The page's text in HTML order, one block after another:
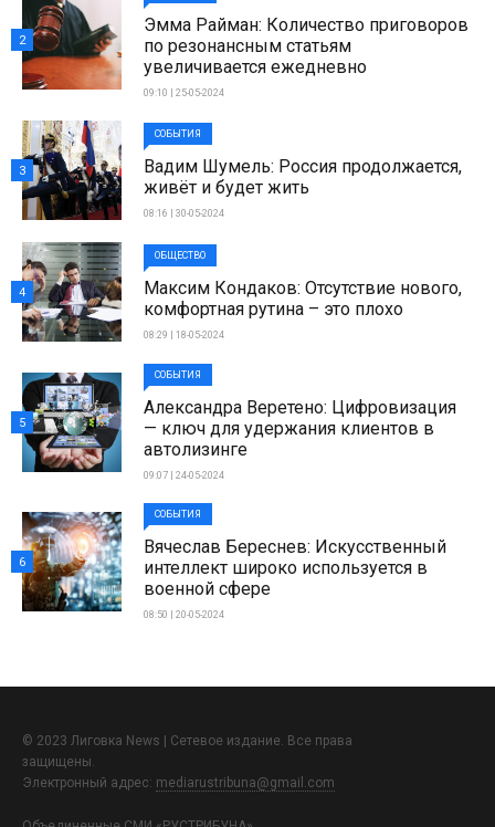
Эмма Райман: Количество приговоров
по резонансным статьям
увеличивается ежедневно
09:10 | 25-05-2024
2
СОБЫТИЯ
Вадим Шумель: Россия продолжается,
живёт и будет жить
08:16 | 30-05-2024
3
ОБЩЕСТВО
Максим Кондаков: Отсутствие нового,
комфортная рутина – это плохо
08:29 | 18-05-2024
4
СОБЫТИЯ
Александра Веретено: Цифровизация
— ключ для удержания клиентов в
автолизинге
09:07 | 24-05-2024
5
СОБЫТИЯ
Вячеслав Береснев: Искусственный
интеллект широко используется в
военной сфере
08:50 | 20-05-2024
6
© 2023 Лиговка News | Сетевое издание. Все права
защищены.
Электронный адрес: mediarustribuna@gmail.com